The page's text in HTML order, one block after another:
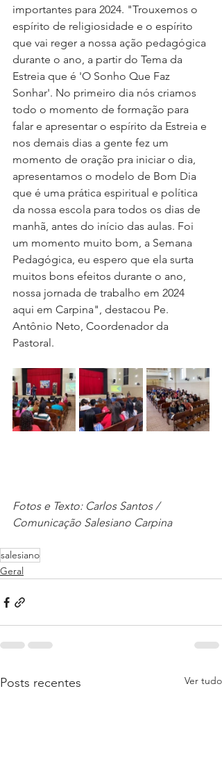
importantes para 2024. "Trouxemos o
espírito de religiosidade e o espírito
que vai reger a nossa ação pedagógica
durante o ano, a partir do Tema da
Estreia que é 'O Sonho Que Faz
Sonhar'. No primeiro dia nós criamos
todo o momento de formação para
falar e apresentar o espírito da Estreia e
nos demais dias a gente fez um
momento de oração pra iniciar o dia,
apresentamos o modelo de Bom Dia
que é uma prática espiritual e política
da nossa escola para todos os dias de
manhã, antes do início das aulas. Foi
um momento muito bom, a Semana
Pedagógica, eu espero que ela surta
muitos bons efeitos durante o ano,
nossa jornada de trabalho em 2024
aqui em Carpina", destacou Pe.
Antônio Neto, Coordenador da
Pastoral.
Fotos e Texto: Carlos Santos /
Comunicação Salesiano Carpina
salesiano
Geral
Posts recentes Ver tudo